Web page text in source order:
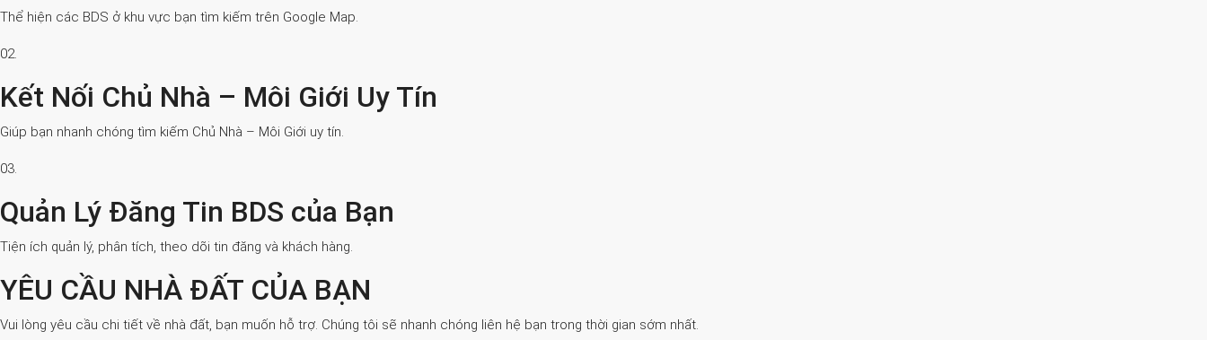
Thể hiện các BDS ở khu vực bạn tìm kiếm trên Google Map.
02.
Kết Nối Chủ Nhà – Môi Giới Uy Tín
Giúp bạn nhanh chóng tìm kiếm Chủ Nhà – Môi Giới uy tín.
03.
Quản Lý Đăng Tin BDS của Bạn
Tiện ích quản lý, phân tích, theo dõi tin đăng và khách hàng.
YÊU CẦU NHÀ ĐẤT CỦA BẠN
Vui lòng yêu cầu chi tiết về nhà đất, bạn muốn hỗ trợ. Chúng tôi sẽ nhanh chóng liên hệ bạn trong thời gian sớm nhất.